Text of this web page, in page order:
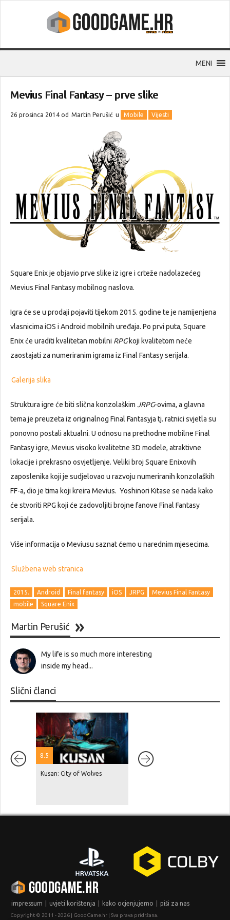
MENI
Mevius Final Fantasy – prve slike
26 prosinca 2014 od Martin Perušić u Mobile Vijesti
Square Enix je objavio prve slike iz igre i crteže nadolazećeg
Mevius Final Fantasy mobilnog naslova.
Igra će se u prodaji pojaviti tijekom 2015. godine te je namijenjena
vlasnicima iOS i Android mobilnih uređaja. Po prvi puta, Square
Enix će uraditi kvalitetan mobilni RPGkoji kvalitetom neće
zaostajati za numeriranim igrama iz Final Fantasy serijala.
Galerija slika
Struktura igre će biti slična konzolaškim JRPG-ovima, a glavna
tema je preuzeta iz originalnog Final Fantasyja tj. ratnici svjetla su
ponovno postali aktualni. U odnosu na prethodne mobilne Final
Fantasy igre, Mevius visoko kvalitetne 3D modele, atraktivne
lokacije i prekrasno osvjetljenje. Veliki broj Square Enixovih
zaposlenika koji je sudjelovao u razvoju numeriranih konzolaških
FF-a, dio je tima koji kreira Mevius. Yoshinori Kitase se nada kako
će stvoriti RPG koji će zadovoljiti brojne fanove Final Fantasy
serijala.
Više informacija o Meviusu saznat ćemo u narednim mjesecima.
Službena web stranica
2015. Android Final fantasy iOS JRPG
Mevius Final Fantasy
mobile
Square Enix
Martin Perušić
My life is so much more interesting
inside my head...
Slični članci
8.5
Kusan: City of Wolves
impressum | uvjeti korištenja | kako ocjenjujemo | piši za nas
Copyright © 2011 - 2026 | GoodGame.hr | Sva prava pridržana.